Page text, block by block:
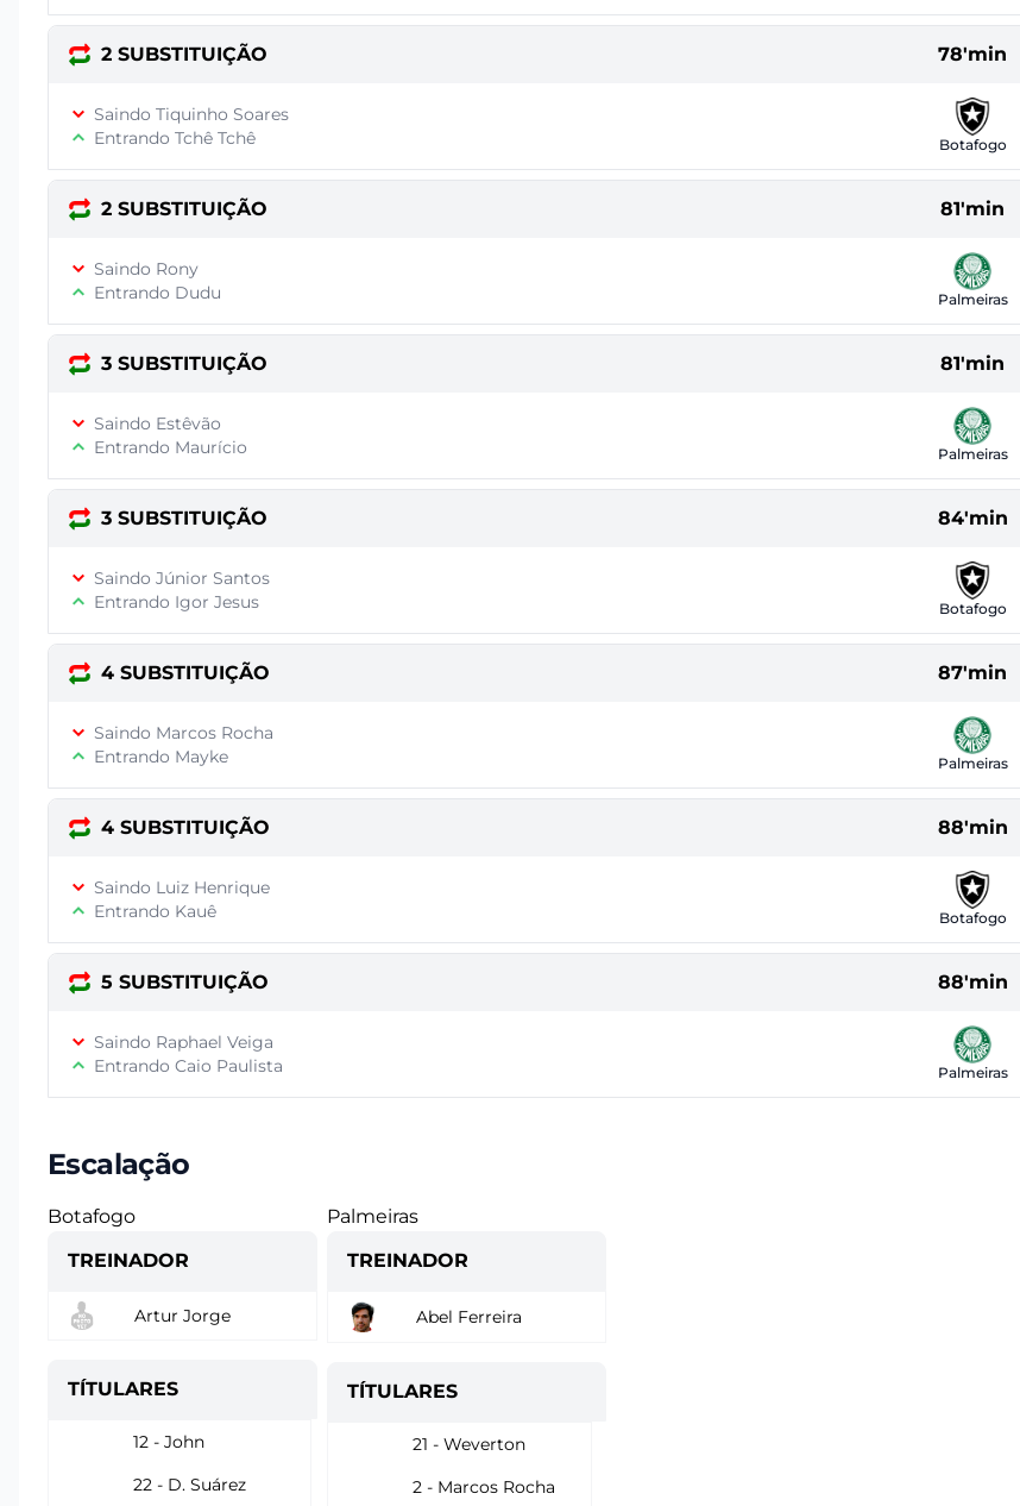
2 SUBSTITUIÇÃO 78'min
Saindo Tiquinho Soares
Entrando Tchê Tchê
Botafogo
2 SUBSTITUIÇÃO 81'min
Saindo Rony
Entrando Dudu
Palmeiras
3 SUBSTITUIÇÃO 81'min
Saindo Estêvão
Entrando Maurício
Palmeiras
3 SUBSTITUIÇÃO 84'min
Saindo Júnior Santos
Entrando Igor Jesus
Botafogo
4 SUBSTITUIÇÃO 87'min
Saindo Marcos Rocha
Entrando Mayke
Palmeiras
4 SUBSTITUIÇÃO 88'min
Saindo Luiz Henrique
Entrando Kauê
Botafogo
5 SUBSTITUIÇÃO 88'min
Saindo Raphael Veiga
Entrando Caio Paulista
Palmeiras
Escalação
Botafogo
TREINADOR
Artur Jorge
TÍTULARES
12 - John
22 - D. Suárez
Palmeiras
TREINADOR
Abel Ferreira
TÍTULARES
21 - Weverton
2 - Marcos Rocha